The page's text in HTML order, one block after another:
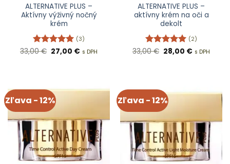
ALTERNATIVE PLUS –
Aktívny výživný nočný
krém
Hodnotenie
(3)
33,00€ Pôvodná
cena
27,00 €Aktuálna
s DPH
ALTERNATIVE PLUS –
aktívny krém na oči a
dekolt
Hodnotenie
(2)
33,00€ Pôvodná
cena
28,00 €Aktuálna
s DPH
Zľava - 12% Zľava - 12%